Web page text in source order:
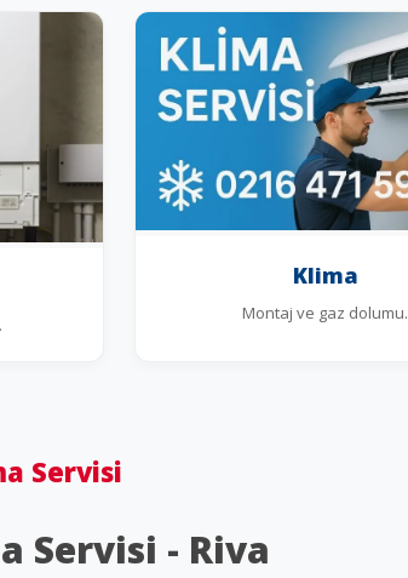
Klima
Montaj ve gaz dolumu.
Servisi
Servisi - Riva